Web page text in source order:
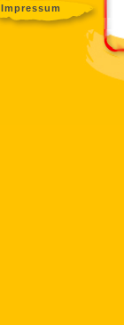
Impressum